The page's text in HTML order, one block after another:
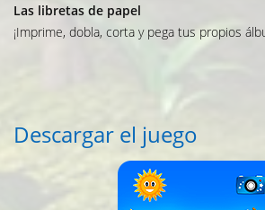
Las libretas de papel
¡Imprime, dobla, corta y pega tus propios
Descargar el juego